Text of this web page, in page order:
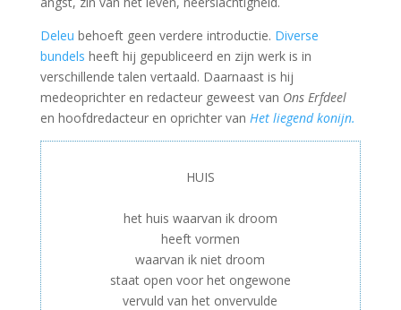
Deleu behoeft geen verdere introductie. Diverse
bundels heeft hij gepubliceerd en zijn werk is in
verschillende talen vertaald. Daarnaast is hij
medeoprichter en redacteur geweest van Ons Erfdeel
en hoofdredacteur en oprichter van Het liegend konijn.
HUIS
het huis waarvan ik droom
heeft vormen
waarvan ik niet droom
staat open voor het ongewone
vervuld van het onvervulde